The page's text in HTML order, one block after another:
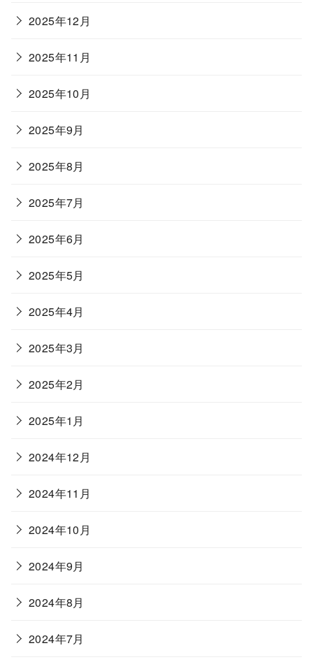
2025年12月
2025年11月
2025年10月
2025年9月
2025年8月
2025年7月
2025年6月
2025年5月
2025年4月
2025年3月
2025年2月
2025年1月
2024年12月
2024年11月
2024年10月
2024年9月
2024年8月
2024年7月